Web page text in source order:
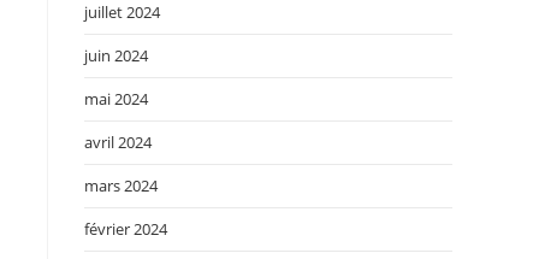
juillet 2024
juin 2024
mai 2024
avril 2024
mars 2024
février 2024